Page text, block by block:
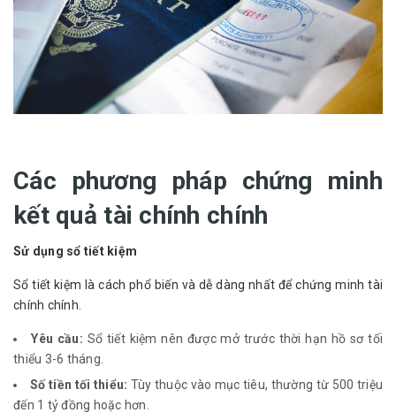
Các phương pháp chứng minh
kết quả tài chính chính
Sử dụng sổ tiết kiệm
Sổ tiết kiệm là cách phổ biến và dễ dàng nhất để chứng minh tài
chính chính.
Yêu cầu: Sổ tiết kiệm nên được mở trước thời hạn hồ sơ tối
thiểu 3-6 tháng.
Số tiền tối thiểu: Tùy thuộc vào mục tiêu, thường từ 500 triệu
đến 1 tỷ đồng hoặc hơn.